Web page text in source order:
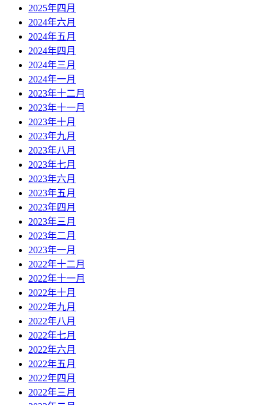
2025年四月
2024年六月
2024年五月
2024年四月
2024年三月
2024年一月
2023年十二月
2023年十一月
2023年十月
2023年九月
2023年八月
2023年七月
2023年六月
2023年五月
2023年四月
2023年三月
2023年二月
2023年一月
2022年十二月
2022年十一月
2022年十月
2022年九月
2022年八月
2022年七月
2022年六月
2022年五月
2022年四月
2022年三月